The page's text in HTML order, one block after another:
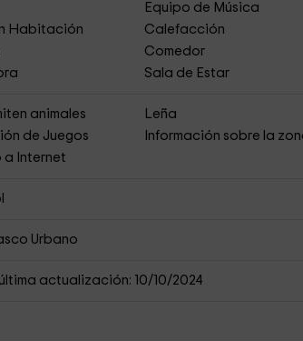
Equipo de Música
Habitación
Calefacción
Comedor
Sala de Estar
animales
Leña
de Juegos
Información sobre la
a Internet
Urbano
actualización: 10/10/2024